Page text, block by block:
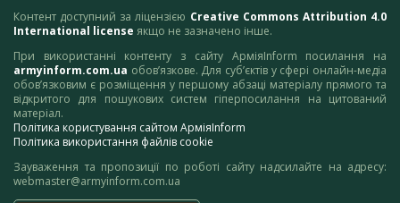
Контент доступний за ліцензією Creative Commons Attribution 4.0
International license якщо не зазначено інше.
При використанні контенту з сайту АрміяInform посилання на
armyinform.com.ua обов’язкове. Для суб’єктів у сфері онлайн-медіа
обов’язковим є розміщення у першому абзаці матеріалу прямого та
відкритого для пошукових систем гіперпосилання на цитований
матеріал.
Політика користування сайтом АрміяInform
Політика використання файлів cookie
Зауваження та пропозиції по роботі сайту надсилайте на адресу:
webmaster@armyinform.com.ua